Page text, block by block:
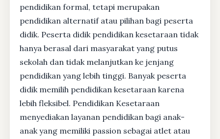
pendidikan formal, tetapi merupakan
pendidikan alternatif atau pilihan bagi peserta
didik. Peserta didik pendidikan kesetaraan tidak
hanya berasal dari masyarakat yang putus
sekolah dan tidak melanjutkan ke jenjang
pendidikan yang lebih tinggi. Banyak peserta
didik memilih pendidikan kesetaraan karena
lebih fleksibel. Pendidikan Kesetaraan
menyediakan layanan pendidikan bagi anak-
anak yang memiliki passion sebagai atlet atau